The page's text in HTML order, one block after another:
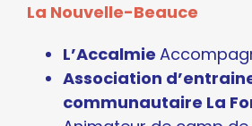
La Nouvelle-Beauce
L’Accalmie
Association
communautaire La